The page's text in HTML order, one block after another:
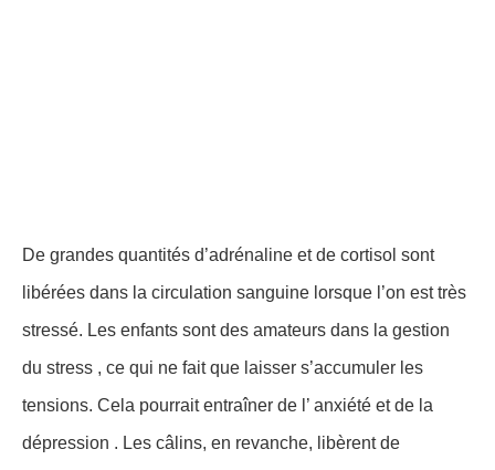
De grandes quantités d’adrénaline et de cortisol sont
libérées dans la circulation sanguine lorsque l’on est très
stressé. Les enfants sont des amateurs dans la gestion
du stress , ce qui ne fait que laisser s’accumuler les
tensions. Cela pourrait entraîner de l’ anxiété et de la
dépression . Les câlins, en revanche, libèrent de